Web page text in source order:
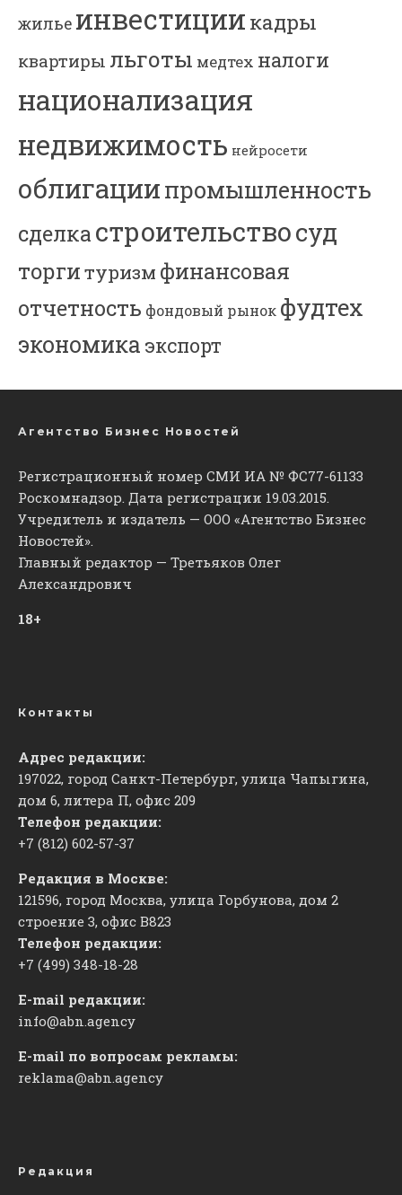
жилье инвестиции кадры
квартиры льготы медтех налоги
национализация
недвижимость нейросети
облигациипромышленность
сделкастроительствосуд
торгитуризм финансовая
отчетность фондовый рынок фудтех
экономика экспорт
Агентство Бизнес Новостей
Регистрационный номер СМИ ИА № ФС77-61133
Роскомнадзор. Дата регистрации 19.03.2015.
Учредитель и издатель — ООО «Агентство Бизнес
Новостей».
Главный редактор — Третьяков Олег
Александрович
18+
Контакты
Адрес редакции:
197022, город Санкт-Петербург, улица Чапыгина,
дом 6, литера П, офис 209
Телефон редакции:
+7 (812) 602-57-37
Редакция в Москве:
121596, город Москва, улица Горбунова, дом 2
строение 3, офис ​В823
Телефон редакции:
+7 (499) 348-18-28
E-mail редакции:
info@abn.agency
E-mail по вопросам рекламы:
reklama@abn.agency
Редакция